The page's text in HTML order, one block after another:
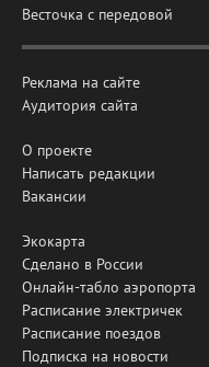
Весточка с передовой
Реклама на сайте
Аудитория сайта
О проекте
Написать редакции
Вакансии
Экокарта
Сделано в России
Онлайн-табло аэропорта
Расписание электричек
Расписание поездов
Подписка на новости